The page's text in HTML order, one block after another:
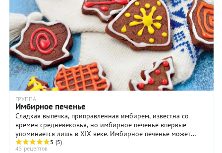
ГРУППА
Имбирное печенье
Сладкая выпечка, приправленная имбирем, известна со
времен средневековья, но имбирное печенье впервые
упоминается лишь в XIX веке. Имбирное печенье может
быть хрустящим или немного тягучим, причем оба ...
5 (5)
45 рецептов